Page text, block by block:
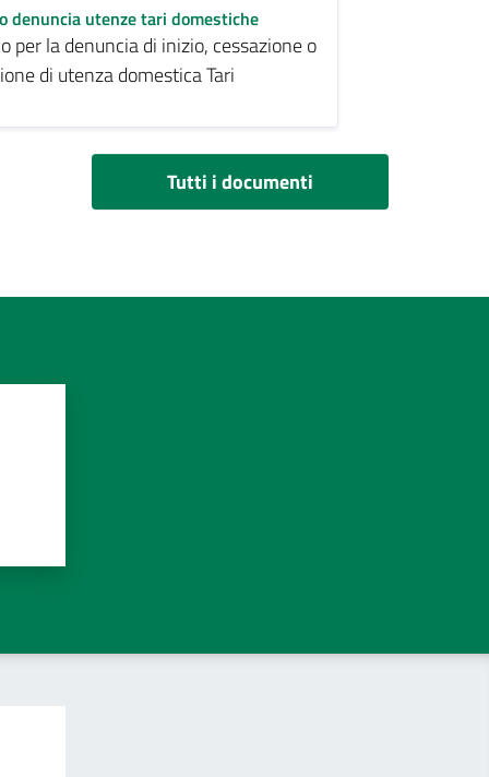
denuncia utenze tari domestiche
per la denuncia di inizio, cessazione o
di utenza domestica Tari
Tutti i documenti